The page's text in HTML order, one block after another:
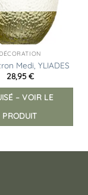
DÉCORATION
Medi, YLIADES
28,95€
– VOIR LE
PRODUIT